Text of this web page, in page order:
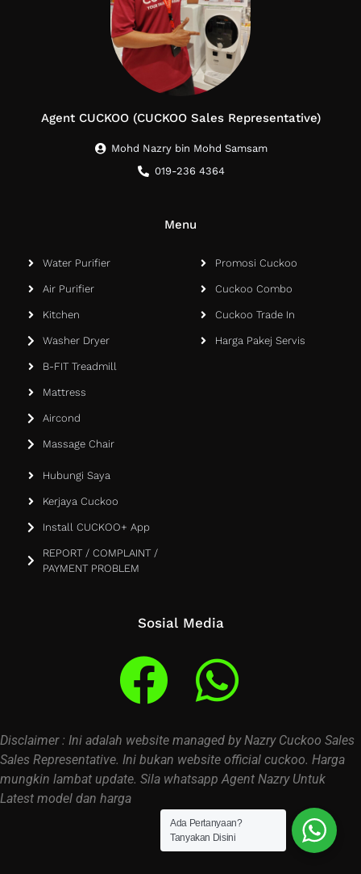
Agent CUCKOO (CUCKOO Sales Representative)
Mohd Nazry bin Mohd Samsam
019-236 4364
Menu
Water Purifier
Air Purifier
Kitchen
Washer Dryer
B-FIT Treadmill
Mattress
Aircond
Massage Chair
Promosi Cuckoo
Cuckoo Combo
Cuckoo Trade In
Harga Pakej Servis
Hubungi Saya
Kerjaya Cuckoo
Install CUCKOO+ App
REPORT / COMPLAINT /
PAYMENT PROBLEM
Sosial Media
Disclaimer : Ini adalah website managed by Nazry Cuckoo Sales
Sales Representative. Ini bukan website official cuckoo. Harga
mungkin lambat update. Sila whatsapp Agent Nazry Untuk
Latest model dan harga
Ada Pertanyaan?
Tanyakan Disini